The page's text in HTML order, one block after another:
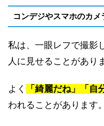
コンデジやスマホのカメ
私は、一眼レフで撮影
人に見せることがあり
よく 「綺麗だね」「自
われることがあります。